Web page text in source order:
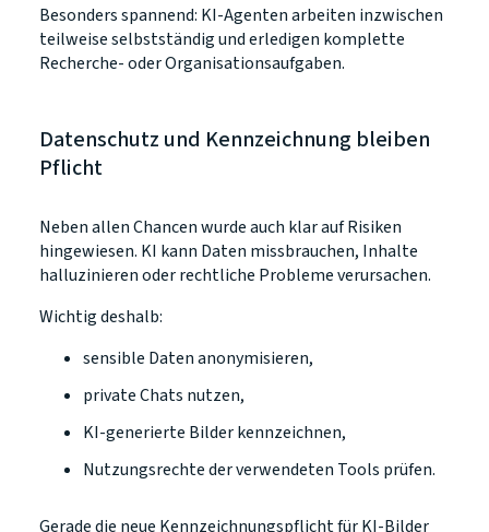
Besonders spannend: KI-Agenten arbeiten inzwischen
teilweise selbstständig und erledigen komplette
Recherche- oder Organisationsaufgaben.
Datenschutz und Kennzeichnung bleiben
Pflicht
Neben allen Chancen wurde auch klar auf Risiken
hingewiesen. KI kann Daten missbrauchen, Inhalte
halluzinieren oder rechtliche Probleme verursachen.
Wichtig deshalb:
sensible Daten anonymisieren,
private Chats nutzen,
KI-generierte Bilder kennzeichnen,
Nutzungsrechte der verwendeten Tools prüfen.
Gerade die neue Kennzeichnungspflicht für KI-Bilder